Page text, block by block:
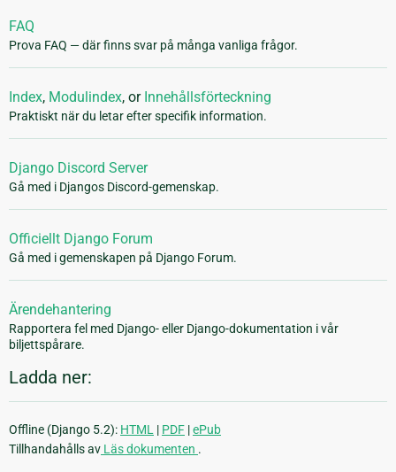
FAQ
Prova FAQ — där finns svar på många vanliga frågor.
Index, Modulindex, or Innehållsförteckning
Praktiskt när du letar efter specifik information.
Django Discord Server
Gå med i Djangos Discord-gemenskap.
Officiellt Django Forum
Gå med i gemenskapen på Django Forum.
Ärendehantering
Rapportera fel med Django- eller Django-dokumentation i vår
biljettspårare.
Ladda ner:
Offline (Django 5.2): HTML | PDF |ePub
Tillhandahålls av Läs dokumenten .